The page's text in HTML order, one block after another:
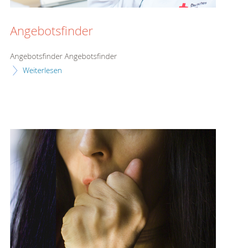
Angebotsfinder
Angebotsfinder Angebotsfinder
Weiterlesen